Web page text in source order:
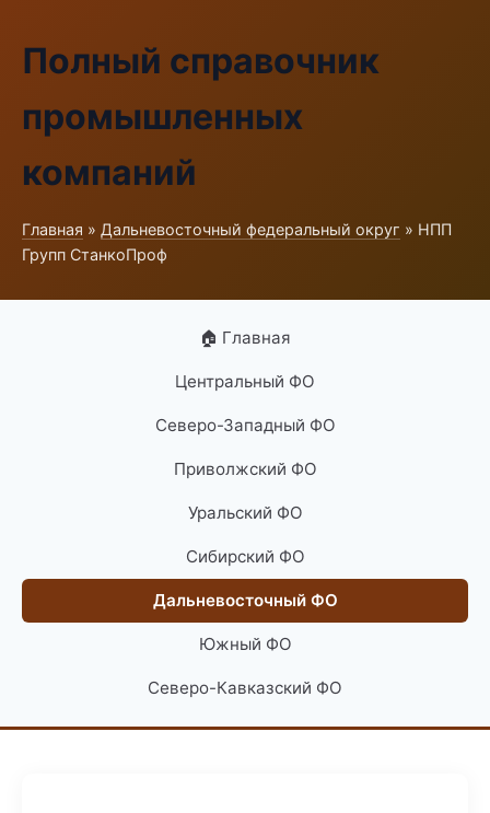
Полный справочник
промышленных
компаний
Главная » Дальневосточный федеральный округ » НПП
Групп СтанкоПроф
🏠 Главная
Центральный ФО
Северо-Западный ФО
Приволжский ФО
Уральский ФО
Сибирский ФО
Дальневосточный ФО
Южный ФО
Северо-Кавказский ФО